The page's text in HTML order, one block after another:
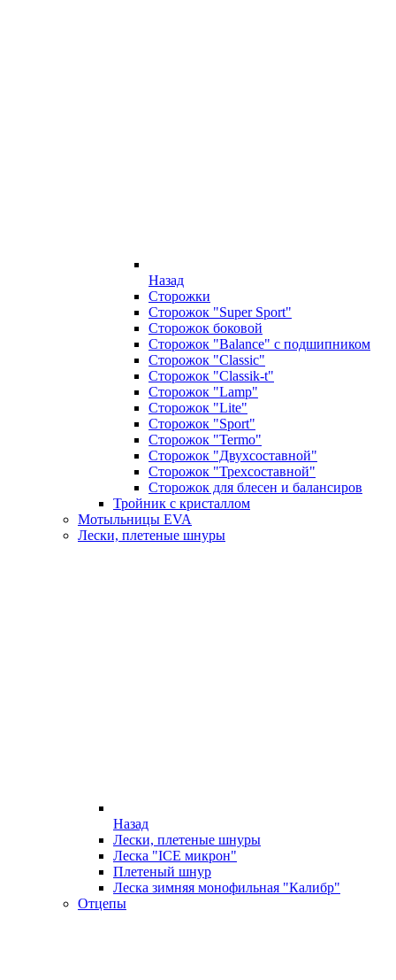
Назад
Сторожки
Сторожок "Super Sport"
Сторожок боковой
Сторожок "Balance" с подшипником
Сторожок "Classic"
Сторожок "Classik-t"
Сторожок "Lamp"
Сторожок "Lite"
Сторожок "Sport"
Сторожок "Termo"
Сторожок "Двухсоставной"
Сторожок "Трехсоставной"
Сторожок для блесен и балансиров
Тройник с кристаллом
Мотыльницы EVA
Лески, плетеные шнуры
Назад
Лески, плетеные шнуры
Леска "ICE микрон"
Плетеный шнур
Леска зимняя монофильная "Калибр"
Отцепы